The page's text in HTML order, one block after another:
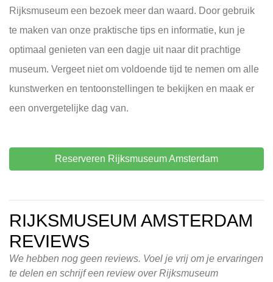
Rijksmuseum een bezoek meer dan waard. Door gebruik
te maken van onze praktische tips en informatie, kun je
optimaal genieten van een dagje uit naar dit prachtige
museum. Vergeet niet om voldoende tijd te nemen om alle
kunstwerken en tentoonstellingen te bekijken en maak er
een onvergetelijke dag van.
Reserveren Rijksmuseum Amsterdam
RIJKSMUSEUM AMSTERDAM
REVIEWS
We hebben nog geen reviews. Voel je vrij om je ervaringen
te delen en schrijf een review over Rijksmuseum